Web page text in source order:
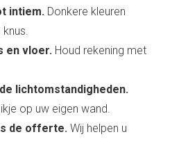
intiem. Donkere kleuren
en vloer. Houd rekening met
lichtomstandigheden.
op uw eigen wand.
de offerte. Wij helpen u